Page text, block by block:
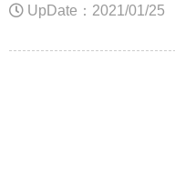
UpDate：2021/01/25